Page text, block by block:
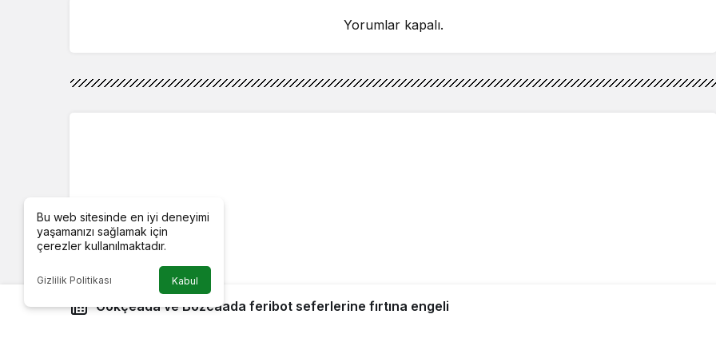
Yorumlar kapalı.
Gökçeada ve Bozcaada feribot seferlerine fırtına engeli
Bu web sitesinde en iyi deneyimi
yaşamanızı sağlamak için
çerezler kullanılmaktadır.
Gizlilik Politikası Kabul